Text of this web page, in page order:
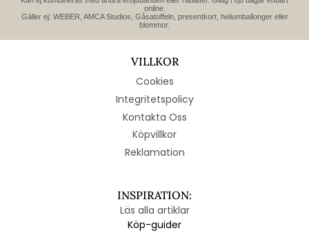
online.
Gäller ej: WEBER, AMCA Studios, Gåsatoffeln, presentkort, heliumballonger eller
blommor.
VILLKOR
Cookies
Integritetspolicy
Kontakta Oss
Köpvillkor
Reklamation
INSPIRATION:
Läs alla artiklar
Köp-guider